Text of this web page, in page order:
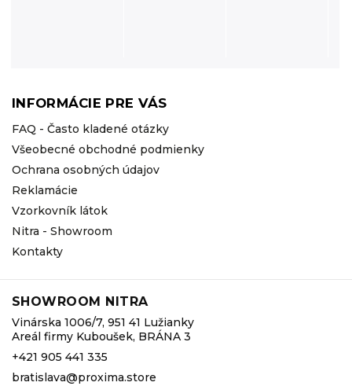
INFORMÁCIE PRE VÁS
FAQ - Často kladené otázky
Všeobecné obchodné podmienky
Ochrana osobných údajov
Reklamácie
Vzorkovník látok
Nitra - Showroom
Kontakty
SHOWROOM NITRA
Vinárska 1006/7, 951 41 Lužianky
Areál firmy Kuboušek, BRÁNA 3
+421 905 441 335
bratislava@proxima.store